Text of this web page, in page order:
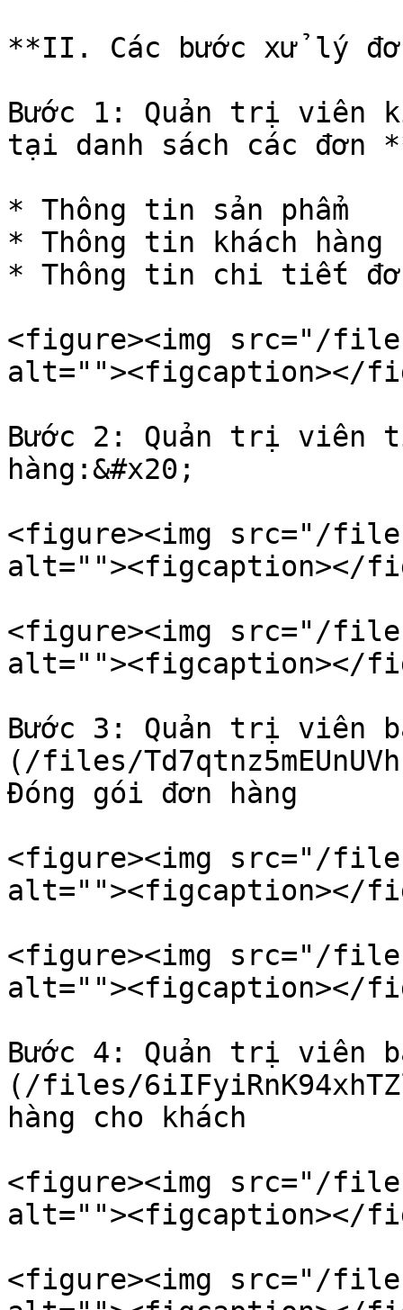
**II. Các bước xử lý
Bước 1: Quản trị viên
tại danh sách các đơn
* Thông tin sản phẩm
* Thông tin khách hàng
* Thông tin chi tiết
<figure><img src="/files/
alt=""><figcaption></
Bước 2: Quản trị viên
hàng:&#x20;
<figure><img src="/files/
alt=""><figcaption></
<figure><img src="/
alt=""><figcaption></
Bước 3: Quản trị viên
(/files/
Đóng gói đơn hàng
<figure><img src="/files/
alt=""><figcaption></
<figure><img src="/
alt=""><figcaption></
Bước 4: Quản trị viên
(/files/
hàng cho khách
<figure><img src="/files/
alt=""><figcaption></
<figure><img src="/files/